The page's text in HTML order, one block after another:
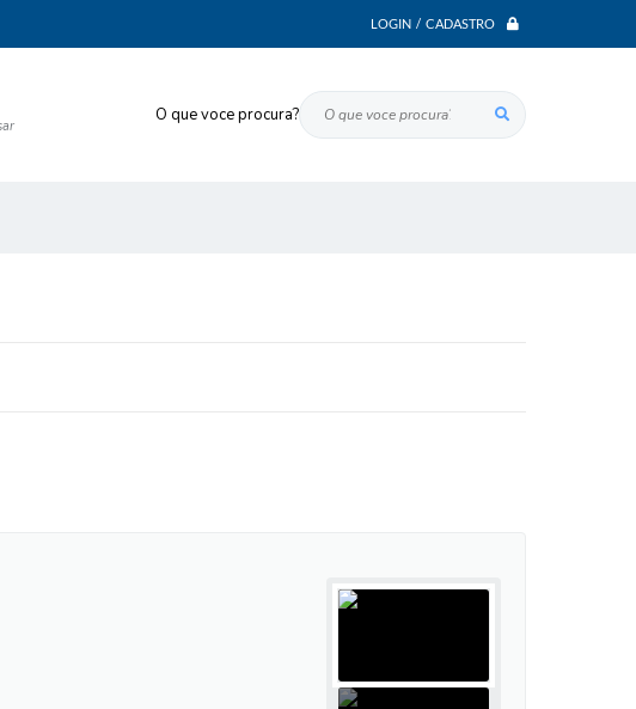
LOGIN / CADASTRO
O que voce procura?